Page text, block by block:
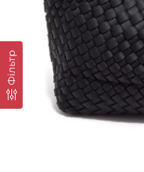
Фільтр